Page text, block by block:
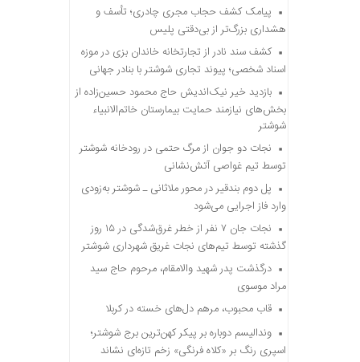
پیامک کشف حجاب مجری چادری؛ تأسف و
هشداری بزرگ‌تر از بی‌دقتی پلیس
کشف سند نادر از تجارتخانه خاندان بزی در موزه
اسناد شخصی؛ پیوند تجاری شوشتر با بنادر جهانی
بازدید خیر نیک‌اندیش حاج محمود حسین‌زاده از
بخش‌های نیازمند حمایت بیمارستان خاتم‌الانبیاء
شوشتر
نجات دو جوان از مرگ حتمی در رودخانه شوشتر
توسط تیم غواصی آتش‌نشانی
پل دوم بندقیر در محور ملاثانی ـ شوشتر به‌زودی
وارد فاز اجرایی می‌شود
نجات جان ۷ نفر از خطر غرق‌شدگی در ۱۵ روز
گذشته توسط تیم‌های نجات غریق شهرداری شوشتر
درگذشت پدر شهید والامقام، مرحوم حاج سید
مراد موسوی
قاب محبوب، مرهم دل‌های خسته در کربلا
وندالیسم دوباره بر پیکر کهن‌ترین برج شوشتر؛
اسپری رنگ بر «کلاه فرنگی» زخم تازه‌ای نشاند